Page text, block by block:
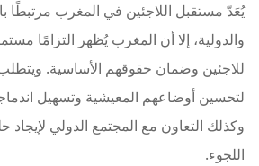
يُعَدّ مستقبل اللاجئين في المغرب مرتبطًا
والدولية، إلا أن المغرب يُظهر التزامًا
للاجئين وضمان حقوقهم الأساسية.
لتحسين أوضاعهم المعيشية وتسهيل
وكذلك التعاون مع المجتمع الدولي لإيجاد
اللجوء.